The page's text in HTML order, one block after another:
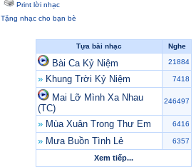
Print lời nhạc
Tặng nhạc cho bạn bè
Tựa bài nhạc Nghe
Bài Ca Kỷ Niệm 21884
» Khung Trời Kỷ Niệm 7418
Mai Lỡ Mình Xa Nhau
(TC)
246497
» Mùa Xuân Trong Thư Em 6416
» Mưa Buồn Tình Lẻ 6357
Xem tiếp...